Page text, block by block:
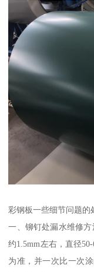
彩钢板一些细节问题的
一、铆钉处漏水维修
约1.5mm左右，直径
为准，并一次比一次